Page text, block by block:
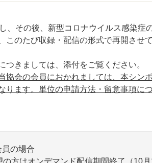
その後、新型コロナウイルス感染症
このたび収録・配信の形式で再開させ
きましては、添付をご覧ください。
協会の会員におかれましては、本シン
ります。単位の申請方法・留意事項に
員の場合
方はオンデマンド配信期間終了（10